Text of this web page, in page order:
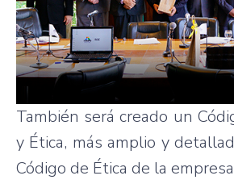
También será creado un
y Ética, más amplio y
Código de Ética de la